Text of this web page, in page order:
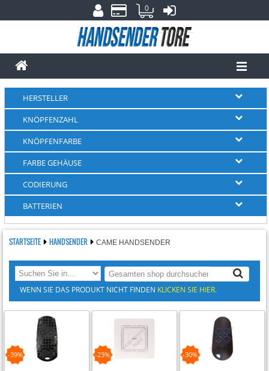
0
HERSTELLER
KNÖPFENZAHL
KNÖPFENFARBE
FARBE GEHÄUSE
CODIERUNG
BATTERIEN
STARTSEITE HANDSENDER CAME HANDSENDER
WENN SIE DAS PRODUKT NICHT FINDEN KLICKEN SIE HIER.
-39% -23% -30%